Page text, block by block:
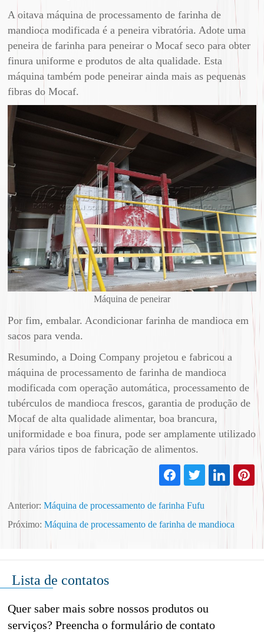
A oitava máquina de processamento de farinha de
mandioca modificada é a peneira vibratória. Adote uma
peneira de farinha para peneirar o Mocaf seco para obter
finura uniforme e produtos de alta qualidade. Esta
máquina também pode peneirar ainda mais as pequenas
fibras do Mocaf.
Máquina de peneirar
Por fim, embalar. Acondicionar farinha de mandioca em
sacos para venda.
Resumindo, a Doing Company projetou e fabricou a
máquina de processamento de farinha de mandioca
modificada com operação automática, processamento de
tubérculos de mandioca frescos, garantia de produção de
Mocaf de alta qualidade alimentar, boa brancura,
uniformidade e boa finura, pode ser amplamente utilizado
para vários tipos de fabricação de alimentos.
Anterior:Máquina de processamento de farinha Fufu
Próximo:Máquina de processamento de farinha de mandioca
Lista de contatos
Quer saber mais sobre nossos produtos ou
serviços? Preencha o formulário de contato